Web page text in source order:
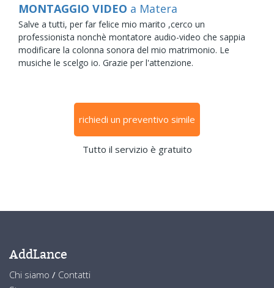
MONTAGGIO VIDEO a Matera
Salve a tutti, per far felice mio marito ,cerco un
professionista nonchè montatore audio-video che sappia
modificare la colonna sonora del mio matrimonio. Le
musiche le scelgo io. Grazie per l'attenzione.
richiedi un preventivo simile
Tutto il servizio è gratuito
AddLance
Chi siamo / Contatti